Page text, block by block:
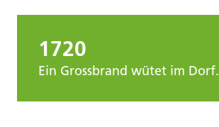
1720
Ein Grossbrand wütet im Dorf.